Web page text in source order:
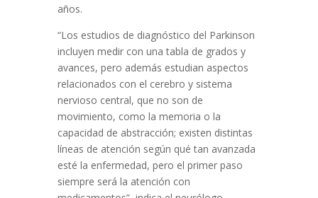
años.
“Los estudios de diagnóstico del Parkinson
incluyen medir con una tabla de grados y
avances, pero además estudian aspectos
relacionados con el cerebro y sistema
nervioso central, que no son de
movimiento, como la memoria o la
capacidad de abstracción; existen distintas
líneas de atención según qué tan avanzada
esté la enfermedad, pero el primer paso
siempre será la atención con